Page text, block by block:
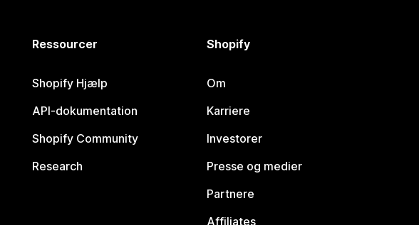
Ressourcer
Shopify Hjælp
API-dokumentation
Shopify Community
Research
Shopify
Om
Karriere
Investorer
Presse og medier
Partnere
Affiliates